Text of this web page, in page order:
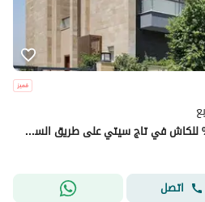
بأقل مقدم و سعر او بخصم 48% للكاش في تاج سيتي على طريق السويس مباشرة للبيع بالتقسيط 8 سنين بدون فوائد
اتصل